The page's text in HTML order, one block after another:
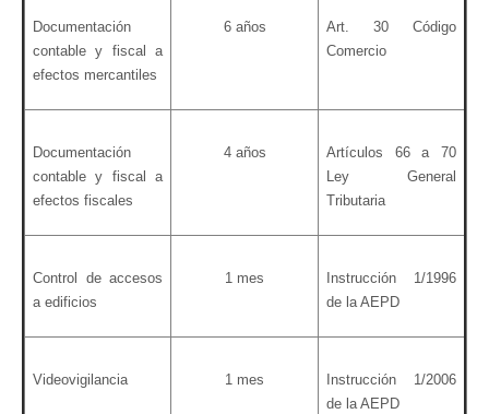
Documentación
contable y fiscal a
efectos mercantiles
6 años
Art. 30 Código
Comercio
Documentación
contable y fiscal a
efectos fiscales
4 años
Artículos 66 a 70
Ley General
Tributaria
Control de accesos
a edificios
1 mes
Instrucción 1/1996
de la AEPD
Videovigilancia 1 mes
Instrucción 1/2006
de la AEPD